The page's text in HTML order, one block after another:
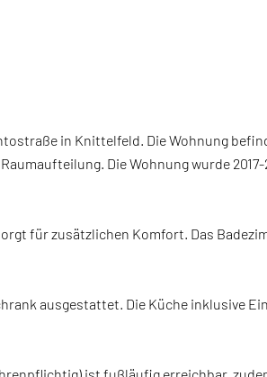
in Knittelfeld. Die Wohnung
Die Wohnung wurde
für zusätzlichen Komfort. Das
ausgestattet. Die Küche inklusive